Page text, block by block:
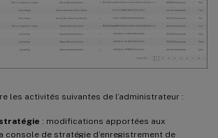
les activités suivantes de l’administrateur :
: modifications apportées aux
console de stratégie d’enregistrement de